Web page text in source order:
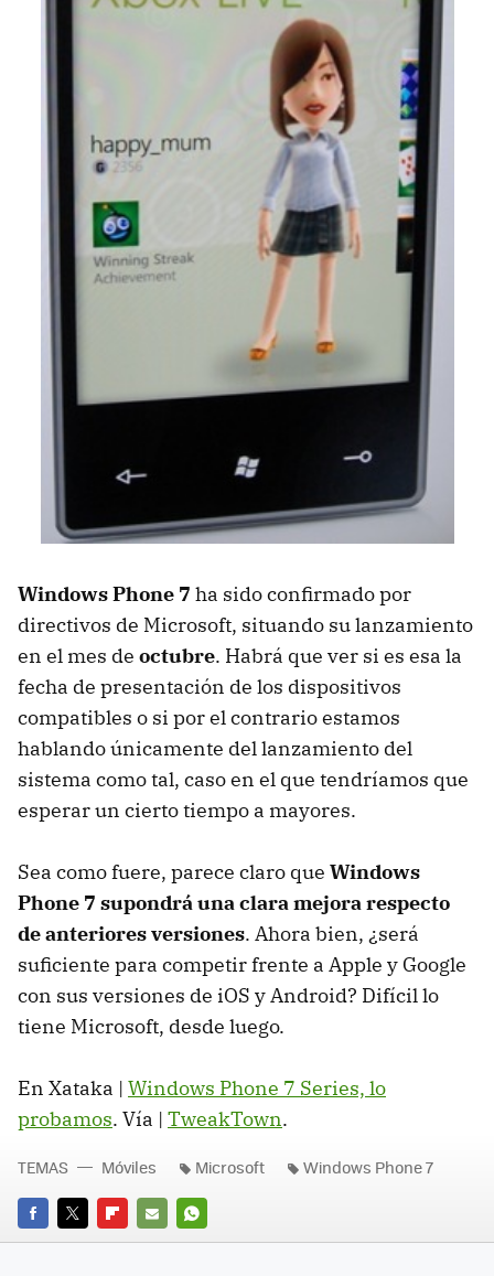
Windows Phone 7 ha sido confirmado por
directivos de Microsoft, situando su lanzamiento
en el mes de octubre. Habrá que ver si es esa la
fecha de presentación de los dispositivos
compatibles o si por el contrario estamos
hablando únicamente del lanzamiento del
sistema como tal, caso en el que tendríamos que
esperar un cierto tiempo a mayores.
Sea como fuere, parece claro que Windows
Phone 7 supondrá una clara mejora respecto
de anteriores versiones. Ahora bien, ¿será
suficiente para competir frente a Apple y Google
con sus versiones de iOS y Android? Difícil lo
tiene Microsoft, desde luego.
En Xataka | Windows Phone 7 Series, lo
probamos. Vía | TweakTown.
FACEBOOK
TWITTERFLIPBOARD
E-
WHATSAPP
TEMAS Móviles Microsoft Windows Phone 7